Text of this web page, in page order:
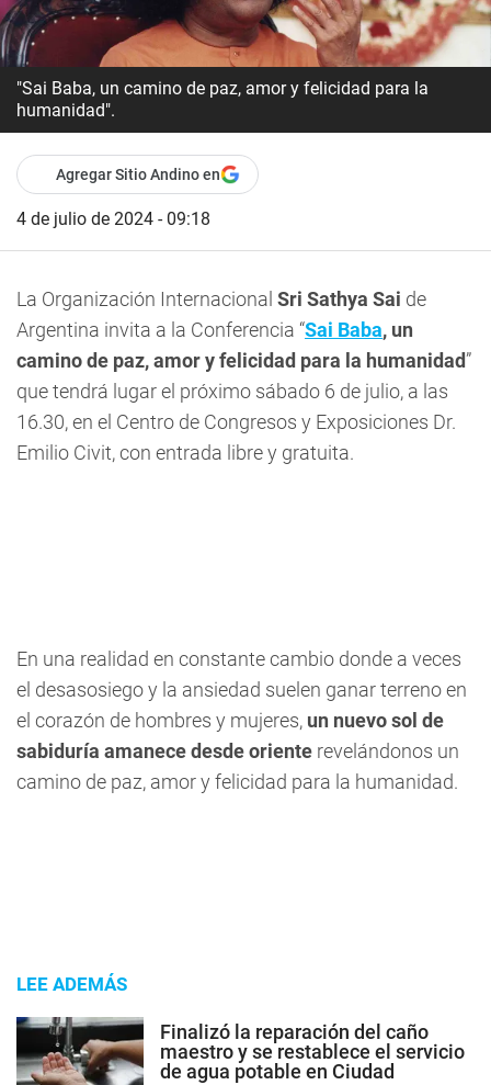
"Sai Baba, un camino de paz, amor y felicidad para la
humanidad".
Agregar Sitio Andino en
4 de julio de 2024 - 09:18
La Organización Internacional Sri Sathya Sai de
Argentina invita a la Conferencia “Sai Baba, un
camino de paz, amor y felicidad para la humanidad”
que tendrá lugar el próximo sábado 6 de julio, a las
16.30, en el Centro de Congresos y Exposiciones Dr.
Emilio Civit, con entrada libre y gratuita.
En una realidad en constante cambio donde a veces
el desasosiego y la ansiedad suelen ganar terreno en
el corazón de hombres y mujeres, un nuevo sol de
sabiduría amanece desde oriente revelándonos un
camino de paz, amor y felicidad para la humanidad.
LEE ADEMÁS
Finalizó la reparación del caño
maestro y se restablece el servicio
de agua potable en Ciudad